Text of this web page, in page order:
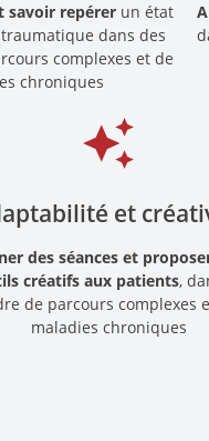
savoir repérerun état
dans des
complexes et de
chroniques
auto_awesome
et
des séances et
créatifs aux patients,
de parcours complexes
maladies chroniques